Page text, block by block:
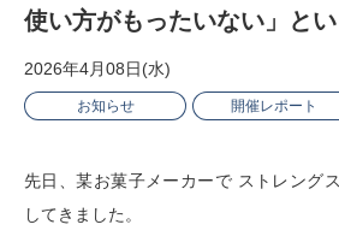
使い方がもったいない」と
2026年4月08日(水)
お知らせ 開催レポート
先日、某お菓子メーカーで ストレング
してきました。